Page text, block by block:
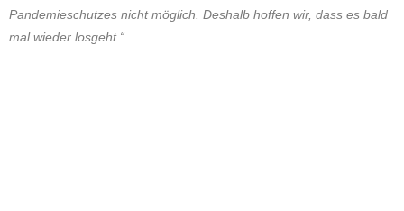
Pandemieschutzes nicht möglich. Deshalb hoffen wir, dass es bald
mal wieder losgeht.“